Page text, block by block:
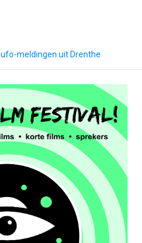
ufo-meldingen uit Drenthe